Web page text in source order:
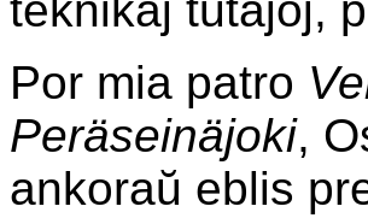
Por mia patro
Peräseinäjoki,
ankoraŭ eblis